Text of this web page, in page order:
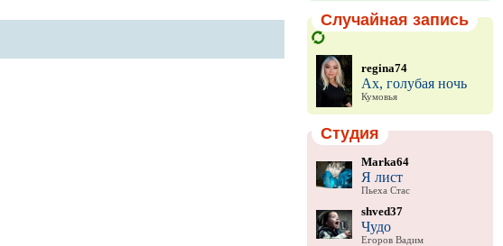
Случайная запись
regina74
Ах, голубая ночь
Кумовья
Студия
Marka64
Я лист
Пьеха Стас
shved37
Чудо
Егоров Вадим